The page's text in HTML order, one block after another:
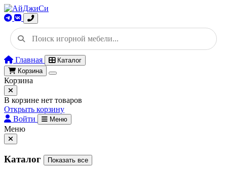
Главная
Каталог
Корзина
Корзина
В корзине нет товаров
Открыть корзину
Войти
Меню
Меню
Каталог Показать все